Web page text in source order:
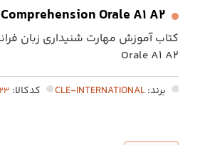
Comprehension Orale A1 A2
Orale A1 A2
برند:CLE-INTERNATIONAL کدکالا: